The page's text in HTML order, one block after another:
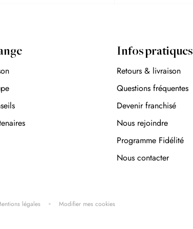
Infos pratiques
Retours & livraison
Questions fréquentes
Devenir franchisé
Nous rejoindre
Programme Fidélité
Nous contacter
légales Modifier mes cookies